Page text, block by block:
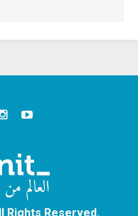
Rights Reserved.